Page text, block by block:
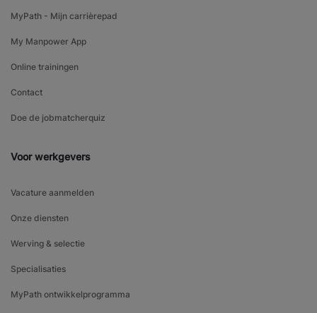
MyPath - Mijn carrièrepad
My Manpower App
Online trainingen
Contact
Doe de jobmatcherquiz
Voor werkgevers
Vacature aanmelden
Onze diensten
Werving & selectie
Specialisaties
MyPath ontwikkelprogramma